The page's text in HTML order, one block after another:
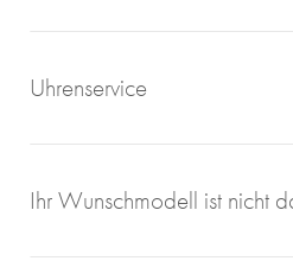
Uhrenservice
Mit großem Engagement,
Freude an schönen Uhren
Ihr Wunschmodell ist nicht